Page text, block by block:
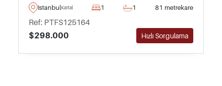
Kartal'da satılıktır ve tam kapsamlı sosyal
olanaklara erişim sağlamaktadır.
IstanbulKartal 1 1 81 metrekare
Ref: PTFS125164
$298.000
Hızlı Sorgulama